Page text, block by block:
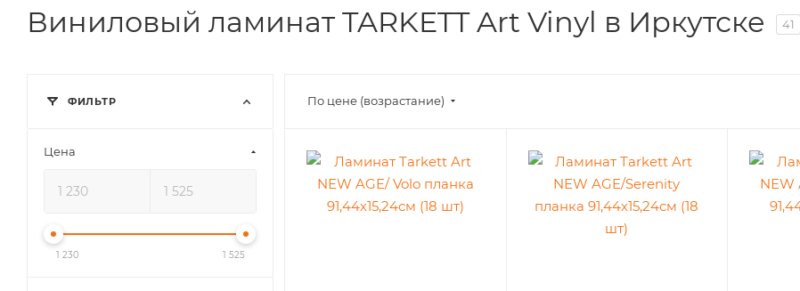
Виниловый ламинат TARKETT Art Vinyl в Иркутске 41
По цене (возрастание)
ФИЛЬТР
Цена
1 230 1 525